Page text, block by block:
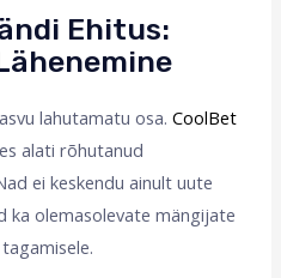
Ehitus:
lahutamatu osa.CoolBet
alati rõhutanud
ei keskendu ainult uute
ka olemasolevate mängijate